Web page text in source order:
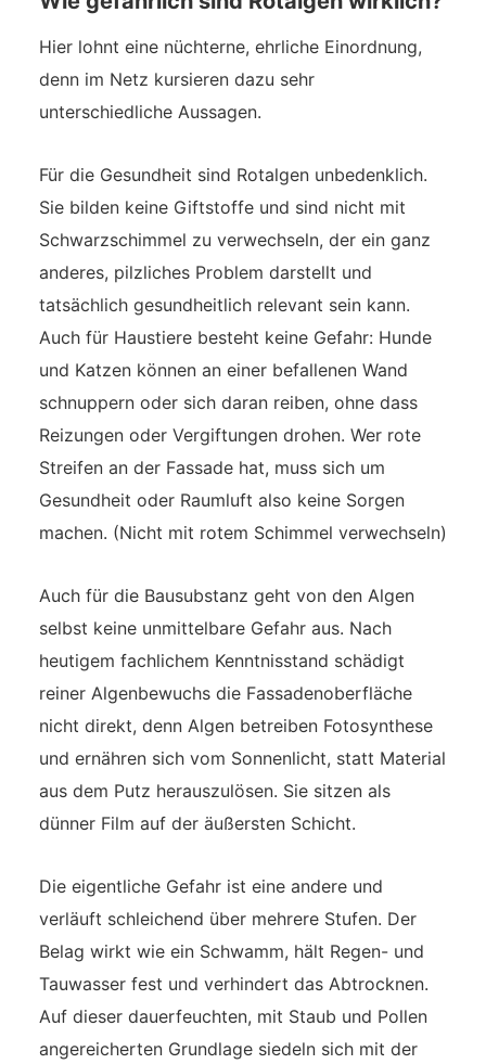
Hier lohnt eine nüchterne, ehrliche Einordnung,
denn im Netz kursieren dazu sehr
unterschiedliche Aussagen.
Für die Gesundheit sind Rotalgen unbedenklich.
Sie bilden keine Giftstoffe und sind nicht mit
Schwarzschimmel zu verwechseln, der ein ganz
anderes, pilzliches Problem darstellt und
tatsächlich gesundheitlich relevant sein kann.
Auch für Haustiere besteht keine Gefahr: Hunde
und Katzen können an einer befallenen Wand
schnuppern oder sich daran reiben, ohne dass
Reizungen oder Vergiftungen drohen. Wer rote
Streifen an der Fassade hat, muss sich um
Gesundheit oder Raumluft also keine Sorgen
machen. (Nicht mit rotem Schimmel verwechseln)
Auch für die Bausubstanz geht von den Algen
selbst keine unmittelbare Gefahr aus. Nach
heutigem fachlichem Kenntnisstand schädigt
reiner Algenbewuchs die Fassadenoberfläche
nicht direkt, denn Algen betreiben Fotosynthese
und ernähren sich vom Sonnenlicht, statt Material
aus dem Putz herauszulösen. Sie sitzen als
dünner Film auf der äußersten Schicht.
Die eigentliche Gefahr ist eine andere und
verläuft schleichend über mehrere Stufen. Der
Belag wirkt wie ein Schwamm, hält Regen- und
Tauwasser fest und verhindert das Abtrocknen.
Auf dieser dauerfeuchten, mit Staub und Pollen
angereicherten Grundlage siedeln sich mit der